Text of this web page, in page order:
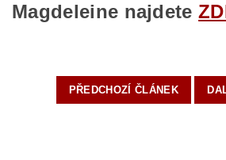
Magdeleine najdete
PŘEDCHOZÍ ČLÁNEK